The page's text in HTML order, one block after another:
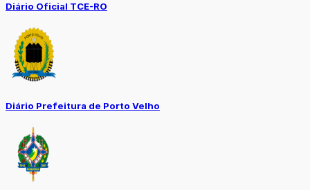
Diário Oficial TCE-RO
Diário Prefeitura de Porto Velho